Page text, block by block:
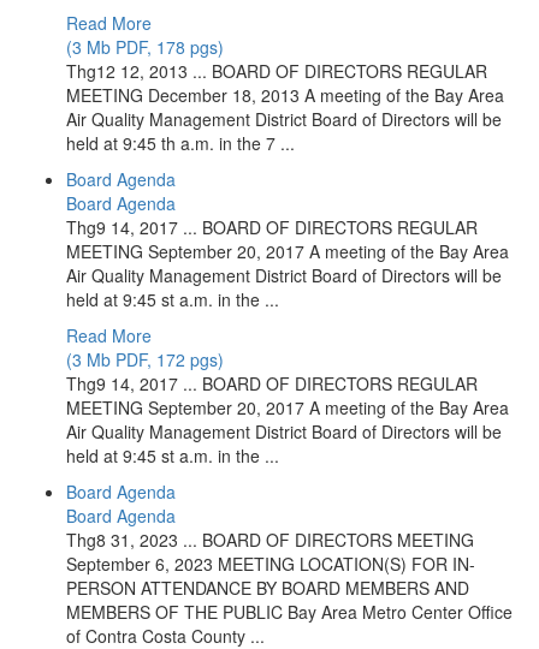
Read More
(3 Mb PDF, 178 pgs)
Thg12 12, 2013 ... BOARD OF DIRECTORS REGULAR
MEETING December 18, 2013 A meeting of the Bay Area
Air Quality Management District Board of Directors will be
held at 9:45 th a.m. in the 7 ...
Board Agenda
Board Agenda
Thg9 14, 2017 ... BOARD OF DIRECTORS REGULAR
MEETING September 20, 2017 A meeting of the Bay Area
Air Quality Management District Board of Directors will be
held at 9:45 st a.m. in the ...
Read More
(3 Mb PDF, 172 pgs)
Thg9 14, 2017 ... BOARD OF DIRECTORS REGULAR
MEETING September 20, 2017 A meeting of the Bay Area
Air Quality Management District Board of Directors will be
held at 9:45 st a.m. in the ...
Board Agenda
Board Agenda
Thg8 31, 2023 ... BOARD OF DIRECTORS MEETING
September 6, 2023 MEETING LOCATION(S) FOR IN-
PERSON ATTENDANCE BY BOARD MEMBERS AND
MEMBERS OF THE PUBLIC Bay Area Metro Center Office
of Contra Costa County ...